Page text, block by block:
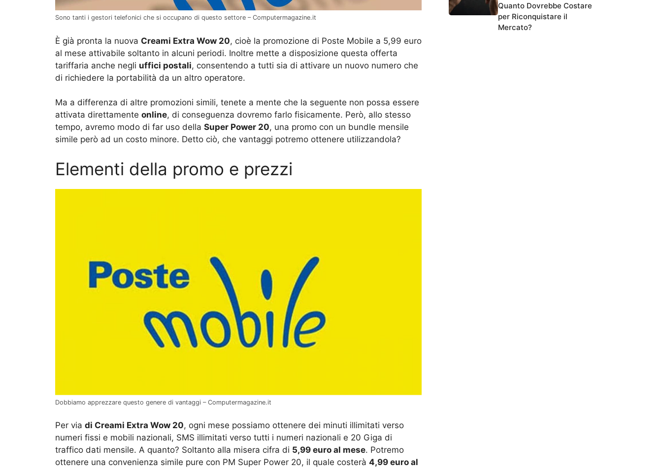
Sono tanti i gestori telefonici che si occupano di questo settore – Computermagazine.it
È già pronta la nuova Creami Extra Wow 20, cioè la promozione di Poste Mobile a 5,99 euro
al mese attivabile soltanto in alcuni periodi. Inoltre mette a disposizione questa offerta
tariffaria anche negli uffici postali, consentendo a tutti sia di attivare un nuovo numero che
di richiedere la portabilità da un altro operatore.
Ma a differenza di altre promozioni simili, tenete a mente che la seguente non possa essere
attivata direttamente online, di conseguenza dovremo farlo fisicamente. Però, allo stesso
tempo, avremo modo di far uso della Super Power 20, una promo con un bundle mensile
simile però ad un costo minore. Detto ciò, che vantaggi potremo ottenere utilizzandola?
Elementi della promo e prezzi
Dobbiamo apprezzare questo genere di vantaggi – Computermagazine.it
Per via di Creami Extra Wow 20, ogni mese possiamo ottenere dei minuti illimitati verso
numeri fissi e mobili nazionali, SMS illimitati verso tutti i numeri nazionali e 20 Giga di
traffico dati mensile. A quanto? Soltanto alla misera cifra di 5,99 euro al mese. Potremo
ottenere una convenienza simile pure con PM Super Power 20, il quale costerà 4,99 euro al
Quanto Dovrebbe Costare
per Riconquistare il
Mercato?